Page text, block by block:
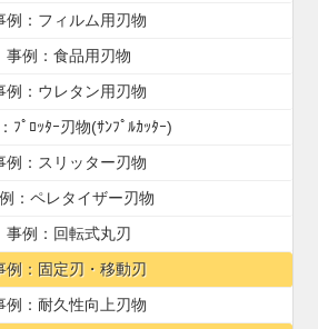
例：フィルム用刃物
事例：食品用刃物
例：ウレタン用刃物
ﾌﾟﾛｯﾀｰ刃物(ｻﾝﾌﾟﾙｶｯﾀｰ)
例：スリッター刃物
：ペレタイザー刃物
事例：回転式丸刃
例：固定刃・移動刃
例：耐久性向上刃物